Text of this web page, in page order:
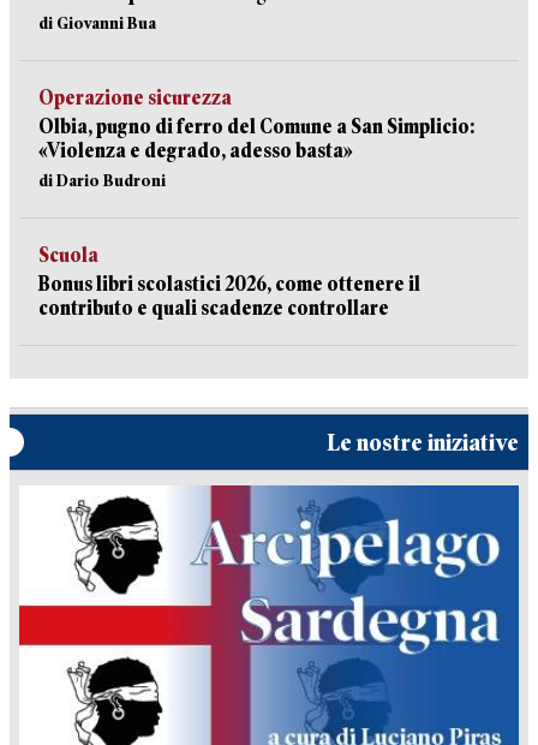
di Giovanni Bua
Operazione sicurezza
Olbia, pugno di ferro del Comune a San Simplicio:
«Violenza e degrado, adesso basta»
di Dario Budroni
Scuola
Bonus libri scolastici 2026, come ottenere il
contributo e quali scadenze controllare
Le nostre iniziative